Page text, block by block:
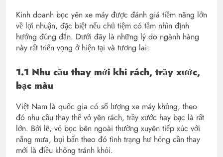
Kinh doanh bọc yên xe máy được đánh giá tiềm năng lớn
về lợi nhuận, đặc biệt nếu chủ tiệm có tầm nhìn định
hướng đúng đắn. Dưới đây là những lý do ngành hàng
này rất triển vọng ở hiện tại và tương lai:
1.1 Nhu cầu thay mới khi rách, trầy xước,
bạc màu
Việt Nam là quốc gia có số lượng xe máy khủng, theo
đó nhu cầu thay thế vỏ yên rách, trầy xước hay bạc là rất
lớn. Bởi lẽ, vỏ bọc bên ngoài thường xuyên tiếp xúc với
nắng mưa, bụi bẩn theo đó tình trạng hư hỏng cần thay
mới là điều không tránh khỏi.